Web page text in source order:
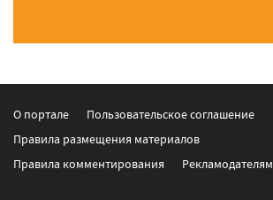
О портале
Пользовательское соглашение
Правила размещения материалов
Правила комментирования
Рекламодателям